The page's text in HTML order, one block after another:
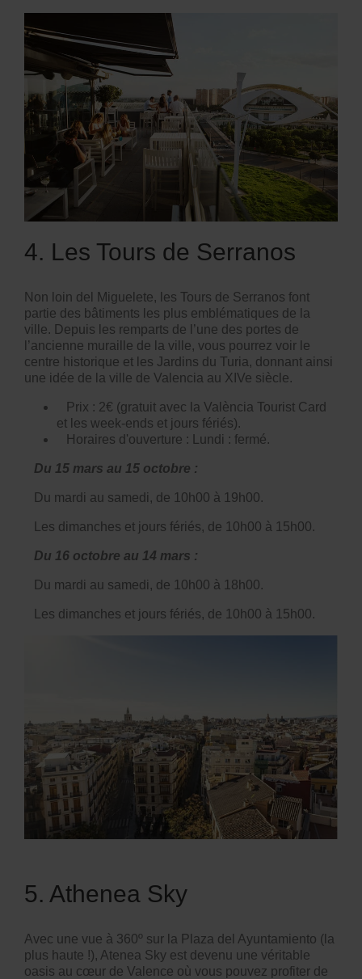
4. Les Tours de Serranos
Non loin del Miguelete, les Tours de Serranos font
partie des bâtiments les plus emblématiques de la
ville. Depuis les remparts de l’une des portes de
l’ancienne muraille de la ville, vous pourrez voir le
centre historique et les Jardins du Turia, donnant ainsi
une idée de la ville de Valencia au XIVe siècle.
Prix : 2€ (gratuit avec la València Tourist Card
et les week-ends et jours fériés).
Horaires d'ouverture : Lundi : fermé.
Du 15 mars au 15 octobre :
Du mardi au samedi, de 10h00 à 19h00.
Les dimanches et jours fériés, de 10h00 à 15h00.
Du 16 octobre au 14 mars :
Du mardi au samedi, de 10h00 à 18h00.
Les dimanches et jours fériés, de 10h00 à 15h00.
5. Athenea Sky
Avec une vue à 360º sur la Plaza del Ayuntamiento (la
plus haute !), Atenea Sky est devenu une véritable
oasis au cœur de Valence où vous pouvez profiter de